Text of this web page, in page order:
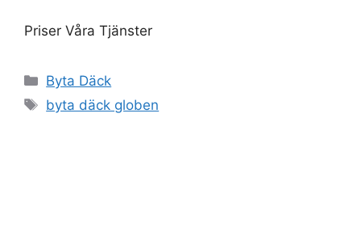
Priser Våra Tjänster
Kategorier
Byta Däck
Etiketter
byta däck globen